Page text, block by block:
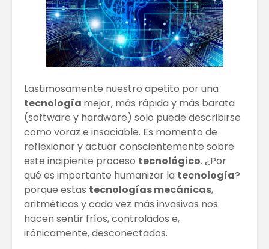
Lastimosamente nuestro apetito por una
tecnología mejor, más rápida y más barata
(software y hardware) solo puede describirse
como voraz e insaciable. Es momento de
reflexionar y actuar conscientemente sobre
este incipiente proceso tecnológico. ¿Por
qué es importante humanizar la tecnología?
porque estas tecnologías mecánicas,
aritméticas y cada vez más invasivas nos
hacen sentir fríos, controlados e,
irónicamente, desconectados.
Las Extensiones
De Cabello Vs.
Cabello Natural
¿QUÉ ES
COLABORATIVA?
Alianza